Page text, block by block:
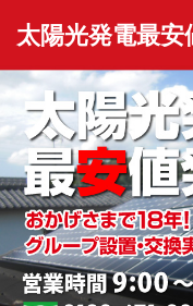
太陽光発電最安